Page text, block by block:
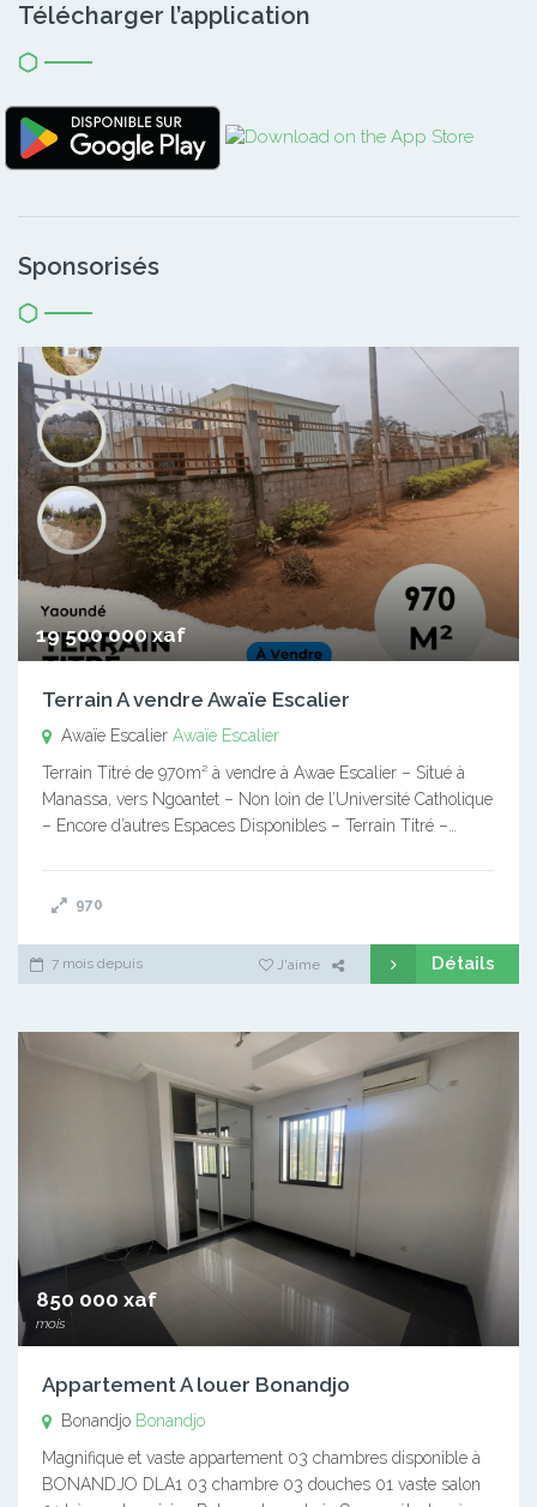
Télécharger l’application
Sponsorisés
19 500 000 xaf
Terrain A vendre Awaïe Escalier
Awaïe Escalier Awaïe Escalier
Terrain Titré de 970m² à vendre à Awae Escalier – Situé à
Manassa, vers Ngoantet – Non loin de l’Université Catholique
– Encore d’autres Espaces Disponibles – Terrain Titré –…
970
7 mois depuis J'aime Détails
850 000 xaf
mois
Appartement A louer Bonandjo
Bonandjo Bonandjo
Magnifique et vaste appartement 03 chambres disponible à
BONANDJO DLA1 03 chambre 03 douches 01 vaste salon